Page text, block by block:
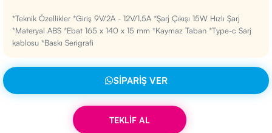
*Teknik Özellikler *Giriş 9V/2A - 12V/1.5A *Şarj Çıkışı 15W Hızlı Şarj
*Materyal ABS *Ebat 165 x 140 x 15 mm *Kaymaz Taban *Type-c Sarj
kablosu *Baskı Serigrafi
SIPARIŞ VER
TEKLİF AL